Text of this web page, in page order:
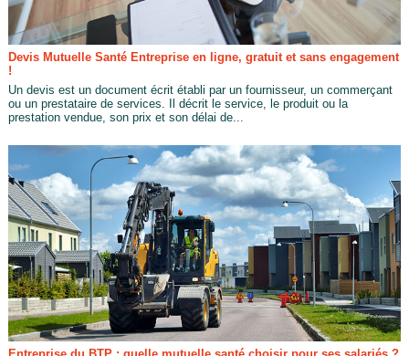
Devis Mutuelle Santé Entreprise en ligne, gratuit et sans engagement
!
Un devis est un document écrit établi par un fournisseur, un commerçant
ou un prestataire de services. Il décrit le service, le produit ou la
prestation vendue, son prix et son délai de...